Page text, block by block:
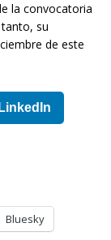
la convocatoria
su
de este
LinkedIn
Bluesky